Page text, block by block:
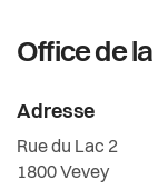
Vevey
Bureau
Cohésion
Vie
Office de
Adresse
Rue du Lac 2
1800Vevey